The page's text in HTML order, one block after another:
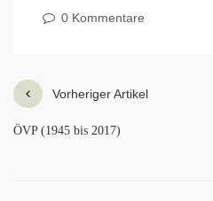
0 Kommentare
Vorheriger Artikel
ÖVP (1945 bis 2017)